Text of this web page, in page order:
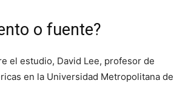
o fuente?
el estudio, David Lee, profesor de
en la Universidad Metropolitana de